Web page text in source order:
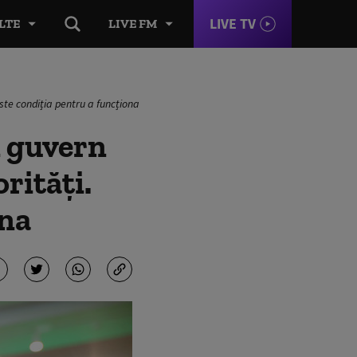
LIVE FM LIVE TV
condiția pentru a funcționa
guvern